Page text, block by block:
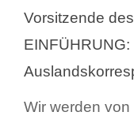
Vorsitzende
Wir werden